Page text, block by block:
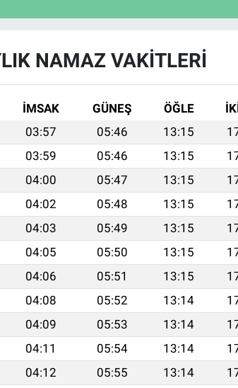
NAMAZ VAKITLERI
İMSAK GÜNEŞ ÖĞLE
03:57 05:46 13:15
03:59 05:46 13:15
04:00 05:47 13:15
04:02 05:48 13:15
04:03 05:49 13:15
04:05 05:50 13:15
04:06 05:51 13:15
04:08 05:52 13:14
04:09 05:53 13:14
04:11 05:54 13:14
04:12 05:55 13:14